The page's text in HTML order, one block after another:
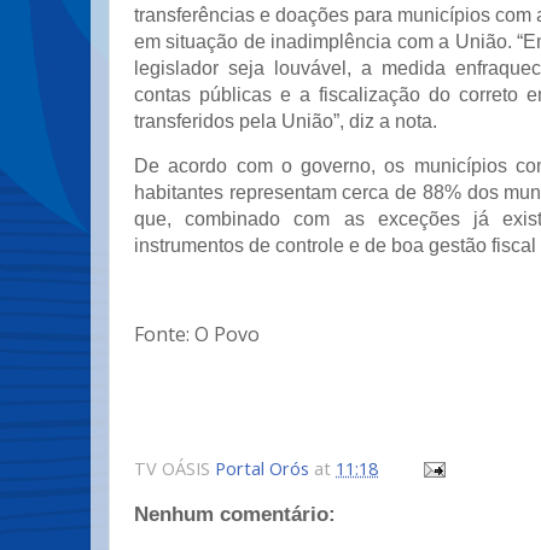
transferências e doações para municípios com
em situação de inadimplência com a União.
legislador seja louvável, a medida
contas públicas e a fiscalização do correto
transferidos pela União”, diz a nota.
De acordo com o governo, os municípios
habitantes representam cerca de 88% dos
que, combinado com as exceções já
instrumentos de controle e de boa gestão fiscal
Fonte: O Povo
TV OÁSIS Portal Orós at 11:18
Nenhum comentário: